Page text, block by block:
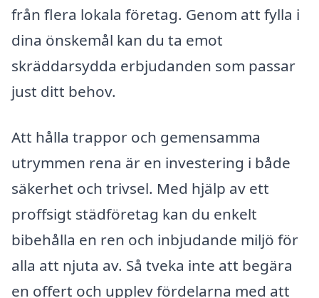
från flera lokala företag. Genom att fylla i
dina önskemål kan du ta emot
skräddarsydda erbjudanden som passar
just ditt behov.
Att hålla trappor och gemensamma
utrymmen rena är en investering i både
säkerhet och trivsel. Med hjälp av ett
proffsigt städföretag kan du enkelt
bibehålla en ren och inbjudande miljö för
alla att njuta av. Så tveka inte att begära
en offert och upplev fördelarna med att